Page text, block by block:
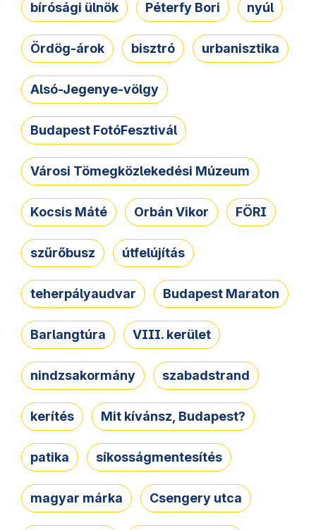
bírósági ülnök Péterfy Bori nyúl
Ördög-árok bisztró urbanisztika
Alsó-Jegenye-völgy
Budapest FotóFesztivál
Városi Tömegközlekedési Múzeum
Kocsis Máté Orbán Vikor FÖRI
szűrőbusz útfelújítás
teherpályaudvar Budapest Maraton
Barlangtúra VIII. kerület
nindzsakormány szabadstrand
kerítés Mit kívánsz, Budapest?
patika síkosságmentesítés
magyar márka Csengery utca